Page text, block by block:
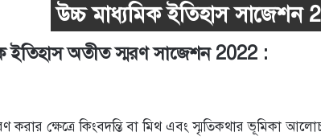
উচ্চ মাধ্যমিক ইতিহাস সাজেশন
ইতিহাস অতীত স্মরণ সাজেশন 2022 :
করার ক্ষেত্রে কিংবদন্তি বা মিথ এবং স্মৃতিকথার ভূমিকা